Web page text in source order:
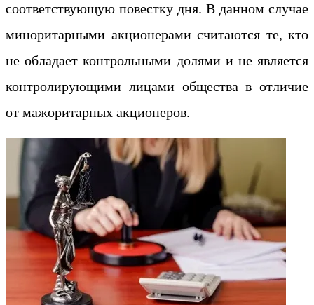
соответствующую повестку дня. В данном случае
миноритарными акционерами считаются те, кто
не обладает контрольными долями и не является
контролирующими лицами общества в отличие
от мажоритарных акционеров.